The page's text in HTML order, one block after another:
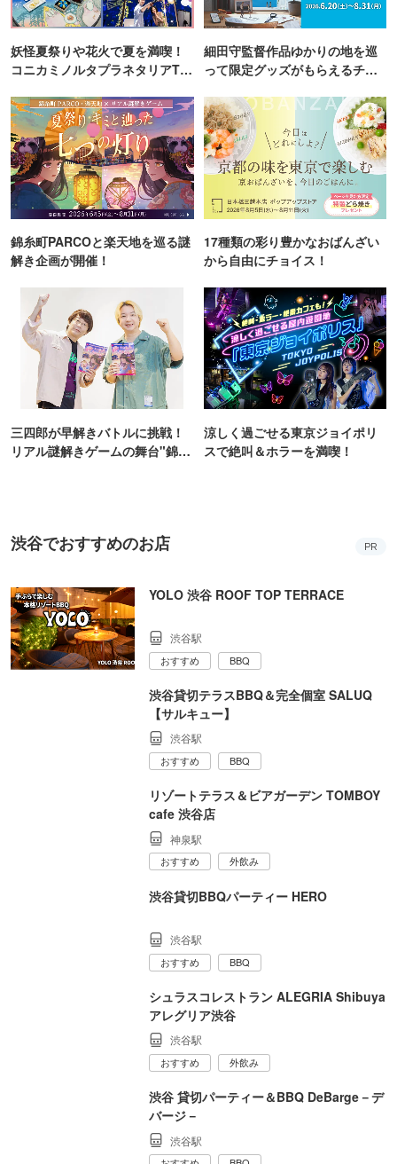
妖怪夏祭りや花火で夏を満喫！
コニカミノルタプラネタリアTO
細田守監督作品ゆかりの地を巡
って限定グッズがもらえるチャ
錦糸町PARCOと楽天地を巡る謎
解き企画が開催！
17種類の彩り豊かなおばんざい
から自由にチョイス！
三四郎が早解きバトルに挑戦！
リアル謎解きゲームの舞台"錦糸
涼しく過ごせる東京ジョイポリ
スで絶叫＆ホラーを満喫！
渋谷でおすすめのお店 PR
YOLO 渋谷 ROOF TOP TERRACE
渋谷駅
おすすめ BBQ
渋谷貸切テラスBBQ＆完全個室 SALUQ
【サルキュー】
渋谷駅
おすすめ BBQ
リゾートテラス＆ビアガーデン TOMBOY
cafe 渋谷店
神泉駅
おすすめ 外飲み
渋谷貸切BBQパーティー HERO
渋谷駅
おすすめ BBQ
シュラスコレストラン ALEGRIA Shibuya
アレグリア渋谷
渋谷駅
おすすめ 外飲み
渋谷 貸切パーティー＆BBQ DeBarge－デ
バージ－
渋谷駅